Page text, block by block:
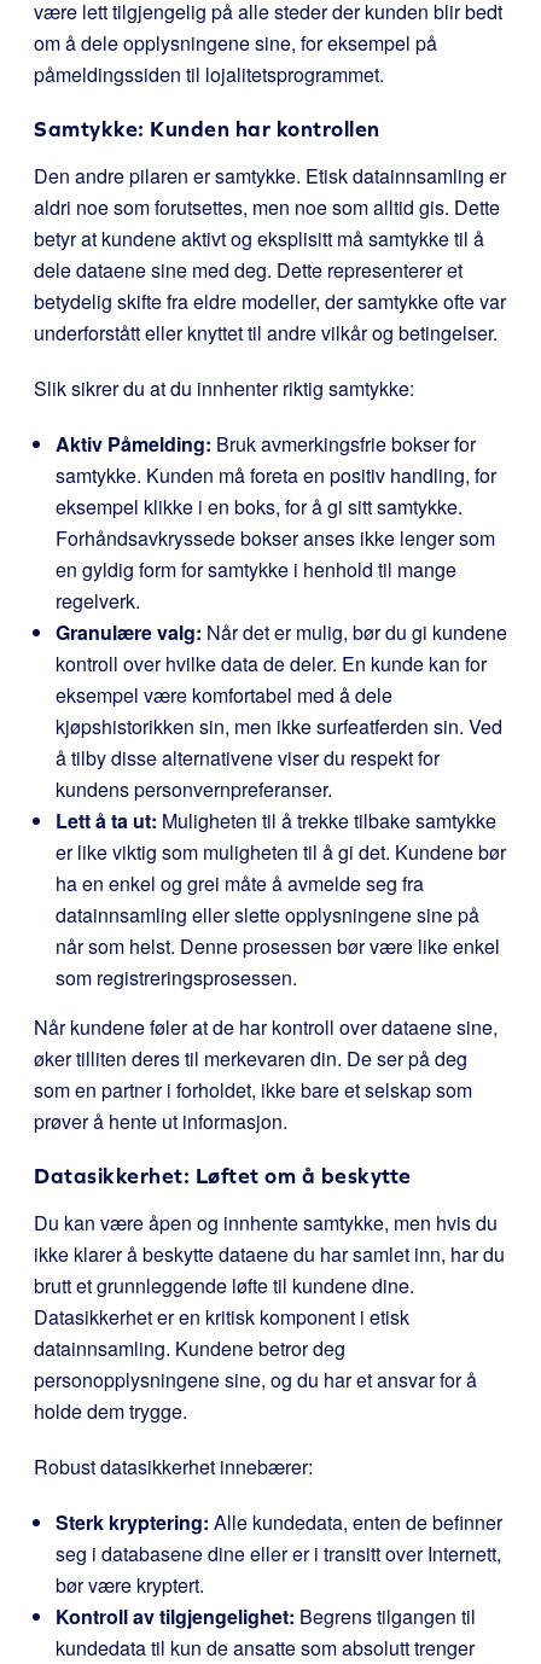
være lett tilgjengelig på alle steder der kunden blir bedt
om å dele opplysningene sine, for eksempel på
påmeldingssiden til lojalitetsprogrammet.
Samtykke: Kunden har kontrollen
Den andre pilaren er samtykke. Etisk datainnsamling er
aldri noe som forutsettes, men noe som alltid gis. Dette
betyr at kundene aktivt og eksplisitt må samtykke til å
dele dataene sine med deg. Dette representerer et
betydelig skifte fra eldre modeller, der samtykke ofte var
underforstått eller knyttet til andre vilkår og betingelser.
Slik sikrer du at du innhenter riktig samtykke:
Aktiv Påmelding: Bruk avmerkingsfrie bokser for
samtykke. Kunden må foreta en positiv handling, for
eksempel klikke i en boks, for å gi sitt samtykke.
Forhåndsavkryssede bokser anses ikke lenger som
en gyldig form for samtykke i henhold til mange
regelverk.
Granulære valg: Når det er mulig, bør du gi kundene
kontroll over hvilke data de deler. En kunde kan for
eksempel være komfortabel med å dele
kjøpshistorikken sin, men ikke surfeatferden sin. Ved
å tilby disse alternativene viser du respekt for
kundens personvernpreferanser.
Lett å ta ut: Muligheten til å trekke tilbake samtykke
er like viktig som muligheten til å gi det. Kundene bør
ha en enkel og grei måte å avmelde seg fra
datainnsamling eller slette opplysningene sine på
når som helst. Denne prosessen bør være like enkel
som registreringsprosessen.
Når kundene føler at de har kontroll over dataene sine,
øker tilliten deres til merkevaren din. De ser på deg
som en partner i forholdet, ikke bare et selskap som
prøver å hente ut informasjon.
Datasikkerhet: Løftet om å beskytte
Du kan være åpen og innhente samtykke, men hvis du
ikke klarer å beskytte dataene du har samlet inn, har du
brutt et grunnleggende løfte til kundene dine.
Datasikkerhet er en kritisk komponent i etisk
datainnsamling. Kundene betror deg
personopplysningene sine, og du har et ansvar for å
holde dem trygge.
Robust datasikkerhet innebærer:
Sterk kryptering: Alle kundedata, enten de befinner
seg i databasene dine eller er i transitt over Internett,
bør være kryptert.
Kontroll av tilgjengelighet: Begrens tilgangen til
kundedata til kun de ansatte som absolutt trenger